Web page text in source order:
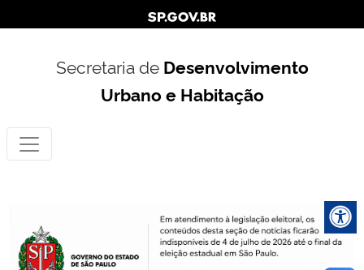
Secretaria de Desenvolvimento
Urbano e Habitação